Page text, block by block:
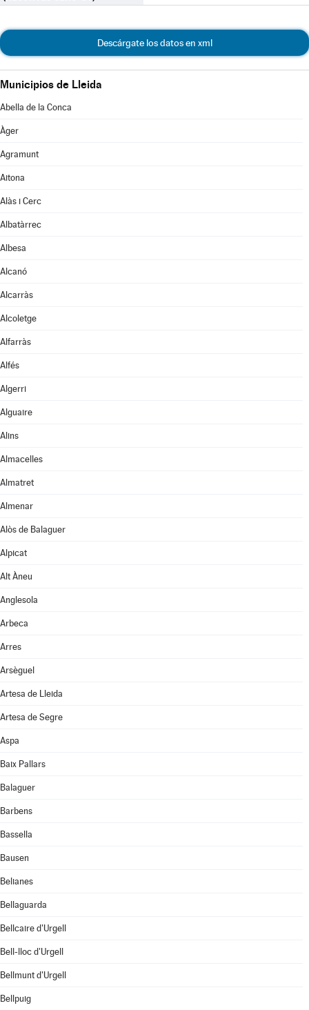
Descárgate los datos en xml
Municipios de Lleida
Abella de la Conca
Àger
Agramunt
Aitona
Alàs i Cerc
Albatàrrec
Albesa
Alcanó
Alcarràs
Alcoletge
Alfarràs
Alfés
Algerri
Alguaire
Alins
Almacelles
Almatret
Almenar
Alòs de Balaguer
Alpicat
Alt Àneu
Anglesola
Arbeca
Arres
Arsèguel
Artesa de Lleida
Artesa de Segre
Aspa
Baix Pallars
Balaguer
Barbens
Bassella
Bausen
Belianes
Bellaguarda
Bellcaire d'Urgell
Bell-lloc d'Urgell
Bellmunt d'Urgell
Bellpuig